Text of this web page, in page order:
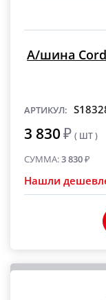
А/шина
АРТИКУЛ:
3 830₽ ( ШТ )
СУММА:3 830₽
Нашли